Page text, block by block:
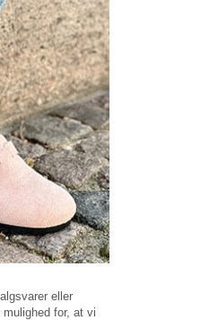
eller
for, at vi